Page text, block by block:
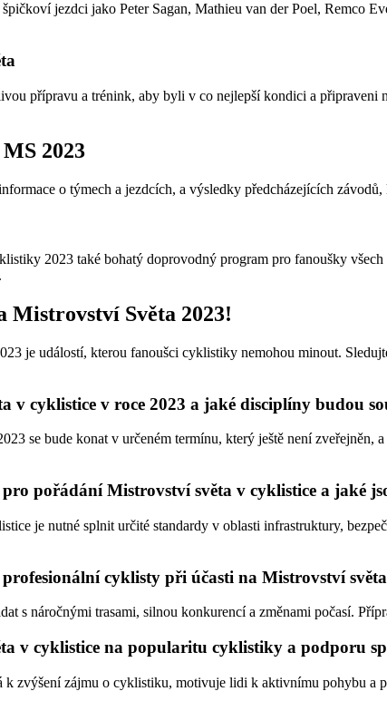
jezdci jako Peter Sagan, Mathieu van der Poel, Remco
přípravu a trénink, aby byli v co nejlepší kondici a
2023
o týmech a jezdcích, a výsledky předcházejících
2023 také bohatý doprovodný program pro fanoušky
Mistrovství Světa 2023!
je událostí, kterou fanoušci cyklistiky nemohou minout.
v cyklistice v roce 2023 a jaké disciplíny budou
se bude konat v určeném termínu, který ještě není
pořádání Mistrovství světa v cyklistice a jaké
je nutné splnit určité standardy v oblasti infrastruktury,
cyklisty při účasti na Mistrovství
s náročnými trasami, silnou konkurencí a změnami počasí.
v cyklistice na popularitu cyklistiky a podporu
zvýšení zájmu o cyklistiku, motivuje lidi k aktivnímu pohybu